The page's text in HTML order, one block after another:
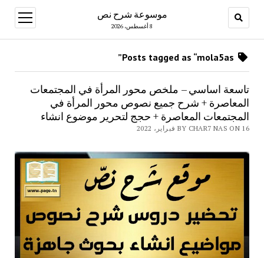
موسوعة شرح نص
8 أغسطس، 2026
open
menu
تاسعة اساسي – ملخص محور المرأة في المجتمعات
المعاصرة + شرح جميع نصوص محور المرأة في
المجتمعات المعاصرة + حجج لتحرير موضوع انشاء
BY CHAR7 NAS ON 16 فبراير، 2022